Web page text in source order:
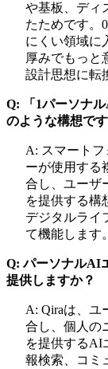
や基板、ディ
たためです。
にくい領域に
厚みでもっと
設計思想に転
Q: 「1パーソナ
のような構想で
A: スマート
ーが使用する
合し、ユーザ
を提供する構
デジタルライ
て機能します。
Q: パーソナルAI
提供しますか？
A: Qiraは、ユ
合し、個人の
を提供するAI
報検索、コミ